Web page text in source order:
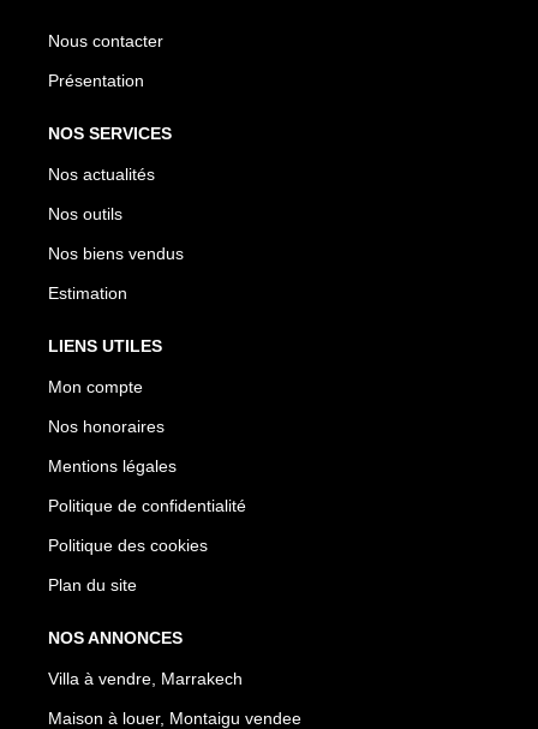
Nous contacter
Présentation
NOS SERVICES
Nos actualités
Nos outils
Nos biens vendus
Estimation
LIENS UTILES
Mon compte
Nos honoraires
Mentions légales
Politique de confidentialité
Politique des cookies
Plan du site
NOS ANNONCES
Villa à vendre, Marrakech
Maison à louer, Montaigu vendee